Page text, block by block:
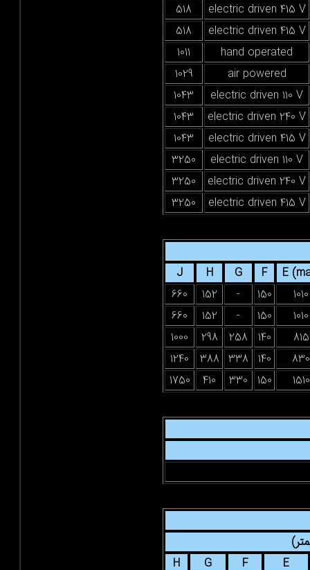
electric driven
518
electric driven
518
hand
air powered
electric driven
1043
electric driven
1043
electric driven
1043
electric driven
3250
electric driven
3250
electric driven
3250
F
G
150
-
152
660
150
-
152
660
258
298
1000
140
338
388
1240
150
330
410
1750